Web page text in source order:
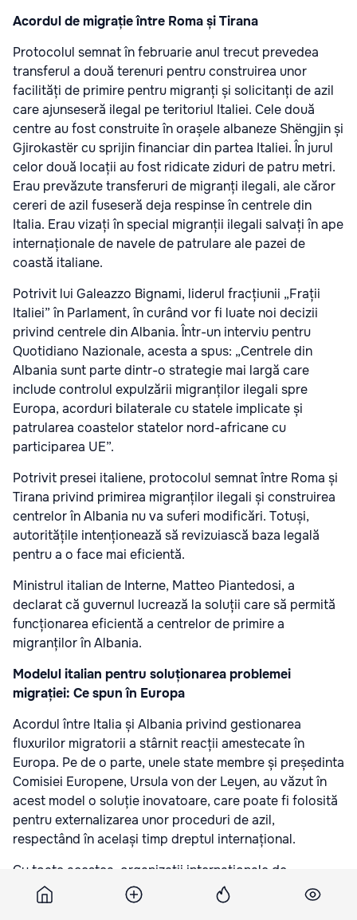
Acordul de migrație între Roma și Tirana
Protocolul semnat în februarie anul trecut prevedea
transferul a două terenuri pentru construirea unor
facilități de primire pentru migranți și solicitanți de azil
care ajunseseră ilegal pe teritoriul Italiei. Cele două
centre au fost construite în orașele albaneze Shëngjin și
Gjirokastër cu sprijin financiar din partea Italiei. În jurul
celor două locații au fost ridicate ziduri de patru metri.
Erau prevăzute transferuri de migranți ilegali, ale căror
cereri de azil fuseseră deja respinse în centrele din
Italia. Erau vizați în special migranții ilegali salvați în ape
internaționale de navele de patrulare ale pazei de
coastă italiane.
Potrivit lui Galeazzo Bignami, liderul fracțiunii „Frații
Italiei” în Parlament, în curând vor fi luate noi decizii
privind centrele din Albania. Într-un interviu pentru
Quotidiano Nazionale, acesta a spus: „Centrele din
Albania sunt parte dintr-o strategie mai largă care
include controlul expulzării migranților ilegali spre
Europa, acorduri bilaterale cu statele implicate și
patrularea coastelor statelor nord-africane cu
participarea UE”.
Potrivit presei italiene, protocolul semnat între Roma și
Tirana privind primirea migranților ilegali și construirea
centrelor în Albania nu va suferi modificări. Totuși,
autoritățile intenționează să revizuiască baza legală
pentru a o face mai eficientă.
Ministrul italian de Interne, Matteo Piantedosi, a
declarat că guvernul lucrează la soluții care să permită
funcționarea eficientă a centrelor de primire a
migranților în Albania.
Modelul italian pentru soluționarea problemei
migrației: Ce spun în Europa
Acordul între Italia și Albania privind gestionarea
fluxurilor migratorii a stârnit reacții amestecate în
Europa. Pe de o parte, unele state membre și președinta
Comisiei Europene, Ursula von der Leyen, au văzut în
acest model o soluție inovatoare, care poate fi folosită
pentru externalizarea unor proceduri de azil,
respectând în același timp dreptul internațional.
Cu toate acestea, organizații internaționale de
drepturile omului, precum Amnesty International,
avertizează asupra riscului de încălcare a drepturilor